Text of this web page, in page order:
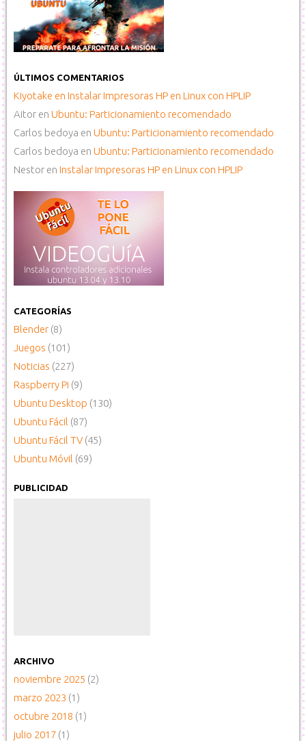
ÚLTIMOS COMENTARIOS
Kiyotake en Instalar Impresoras HP en Linux con HPLIP
Aitor en Ubuntu: Particionamiento recomendado
Carlos bedoya en Ubuntu: Particionamiento recomendado
Carlos bedoya en Ubuntu: Particionamiento recomendado
Nestor en Instalar Impresoras HP en Linux con HPLIP
CATEGORÍAS
Blender (8)
Juegos (101)
Noticias (227)
Raspberry Pi (9)
Ubuntu Desktop (130)
Ubuntu Fácil (87)
Ubuntu Fácil TV (45)
Ubuntu Móvil (69)
PUBLICIDAD
ARCHIVO
noviembre 2025 (2)
marzo 2023 (1)
octubre 2018 (1)
julio 2017 (1)